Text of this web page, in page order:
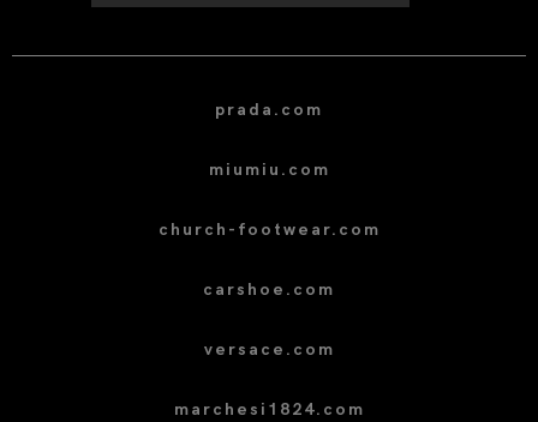
prada.com
miumiu.com
church-footwear.com
carshoe.com
versace.com
marchesi1824.com